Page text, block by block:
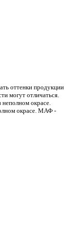
оттенки продукции
могут отличаться.
неполном окрасе.
окрасе. МАФ -